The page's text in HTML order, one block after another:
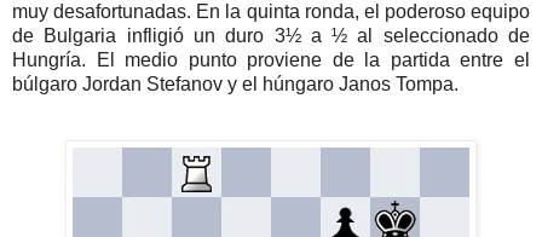
muy desafortunadas. En la quinta ronda, el poderoso equipo
de Bulgaria infligió un duro 3½ a ½ al seleccionado de
Hungría. El medio punto proviene de la partida entre el
búlgaro Jordan Stefanov y el húngaro Janos Tompa.